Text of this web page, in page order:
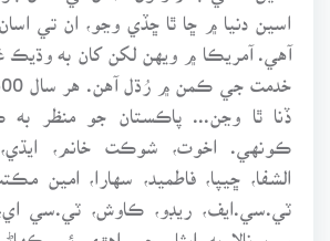
اسين دنيا ۾ ڇا ٿا ڇڏي وڃو، ان تي
آهي. آمريڪا ۾ ويهن لکن کان به وڌيڪ
ڏنا ٿا وڃن... پاڪستان جو منظر
ڪونهي. اخوت، شوڪت خانم، ايڌي،
الشفا، ڇيپا، فاطميد، سهارا، امين
ٽي.سي.ايف، ريڊو، ڪاوش، ٽي.سي اي،
سڀ نالا به ايثار جي اهڙي ئي